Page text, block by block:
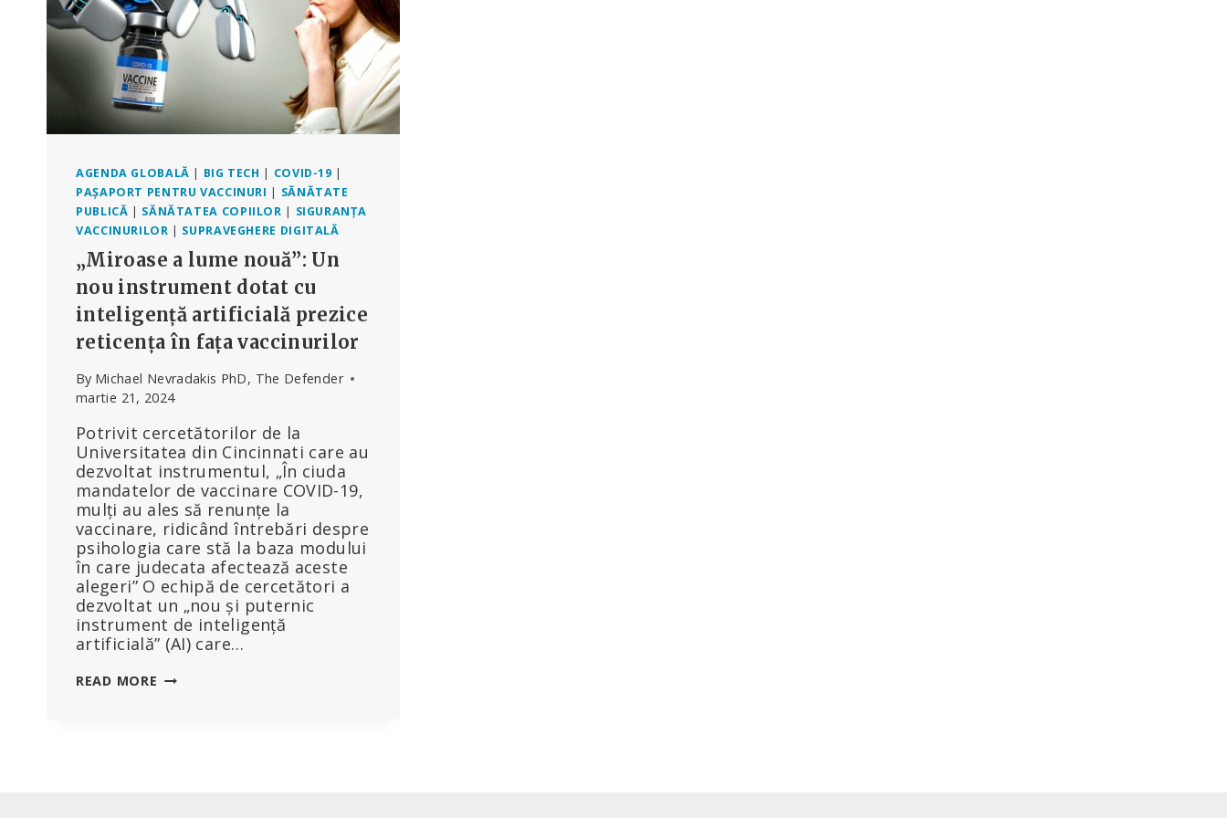
AGENDA GLOBALĂ | BIG TECH | COVID-19 |
PAȘAPORT PENTRU VACCINURI | SĂNĂTATE
PUBLICĂ | SĂNĂTATEA COPIILOR | SIGURANȚA
VACCINURILOR | SUPRAVEGHERE DIGITALĂ
„Miroase a lume nouă”: Un
nou instrument dotat cu
inteligență artificială prezice
reticența în fața vaccinurilor
By Michael Nevradakis PhD, The Defender
martie 21, 2024
Potrivit cercetătorilor de la
Universitatea din Cincinnati care au
dezvoltat instrumentul, „În ciuda
mandatelor de vaccinare COVID-19,
mulți au ales să renunțe la
vaccinare, ridicând întrebări despre
psihologia care stă la baza modului
în care judecata afectează aceste
alegeri” O echipă de cercetători a
dezvoltat un „nou și puternic
instrument de inteligență
artificială” (AI) care…
READ MORE „MIROASE